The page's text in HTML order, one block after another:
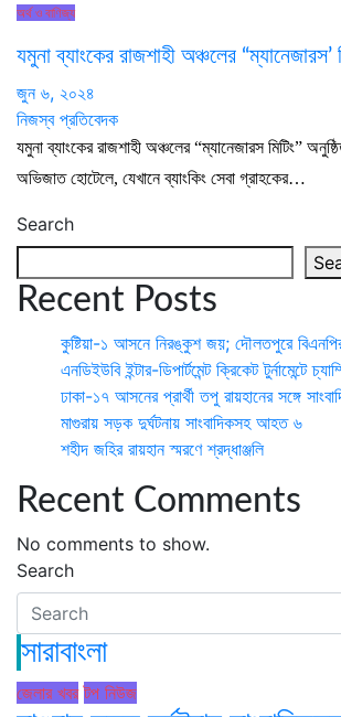
অর্থ ও বাণিজ্য
যমুনা ব্যাংকের রাজশাহী অঞ্চলের “ম্যানেজারস’
জুন ৬, ২০২৪
নিজস্ব প্রতিবেদক
যমুনা ব্যাংকের রাজশাহী অঞ্চলের “ম্যানেজারস মিটিং”
অভিজাত হোটেলে, যেখানে ব্যাংকিং সেবা গ্রাহকের…
Search
Recent Posts
কুষ্টিয়া-১ আসনে নিরঙ্কুশ জয়; দৌলতপুরে
এনডিইউবি ইন্টার-ডিপার্টমেন্ট ক্রিকেট টুর্নামেন্টে
ঢাকা-১৭ আসনের প্রার্থী তপু রায়হানের সঙ্গে
মাগুরায় সড়ক দুর্ঘটনায় সাংবাদিকসহ আহত ৬
শহীদ জহির রায়হান স্মরণে শ্রদ্ধাঞ্জলি
Recent Comments
No comments to show.
Search
সারাবাংলা
জেলার খবর টপ নিউজ